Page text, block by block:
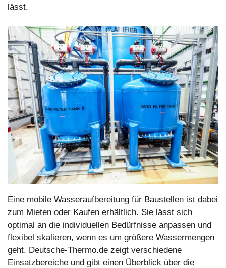
lässt.
Eine mobile Wasseraufbereitung für Baustellen ist dabei
zum Mieten oder Kaufen erhältlich. Sie lässt sich
optimal an die individuellen Bedürfnisse anpassen und
flexibel skalieren, wenn es um größere Wassermengen
geht. Deutsche-Thermo.de zeigt verschiedene
Einsatzbereiche und gibt einen Überblick über die